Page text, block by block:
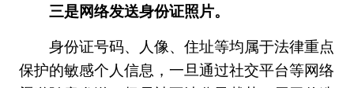
三是网络发送身份证照片。
身份证号码、人像、住址等均属于法律重点
保护的敏感个人信息，一旦通过社交平台等网络